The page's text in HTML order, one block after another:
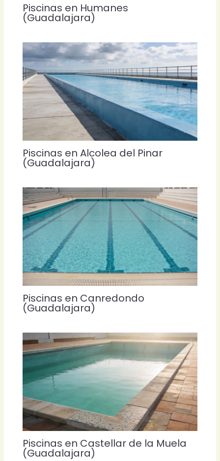
Piscinas en Humanes
(Guadalajara)
Piscinas en Alcolea del Pinar
(Guadalajara)
Piscinas en Canredondo
(Guadalajara)
Piscinas en Castellar de la Muela
(Guadalajara)